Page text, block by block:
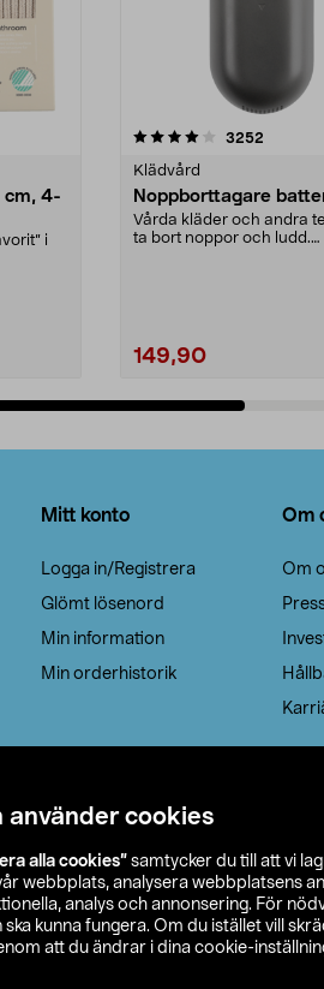
använder cookies
alla cookies” samtycker du till att vi
webbplats, analysera webbplatsens
analys och annonsering. För
kunna fungera. Om du istället vill
att du ändrar i dina cookie-
cm, 4-
i
3252
Klädvård
Noppborttagare
Vårda kläder och andra
ta bort noppor och ludd.
149,90
4.5av 5 stjärnor
Mitt konto
Logga in/Registrera
Glömt lösenord
Min information
Min orderhistorik
Om
Om